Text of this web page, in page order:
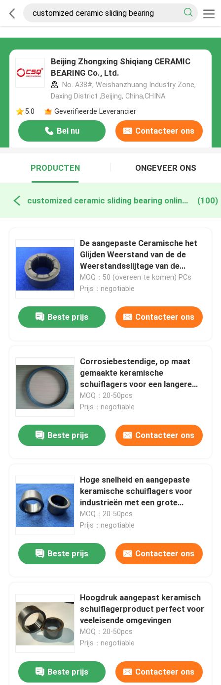
Beijing Zhongxing Shiqiang CERAMIC
BEARING Co., Ltd.
No. A38#, Weishanzhuang Industry Zone,
Daxing District ,Beijing, China,CHINA
5.0
Geverifieerde Leverancier
Bel nu Contacteer ons
PRODUCTEN ONGEVEER ONS
customized ceramic sliding bearing online fabricage (100)
De aangepaste Ceramische het
Glijden Weerstand van de de
Weerstandsslijtage van de
Lagerscorrosie
MOQ：50 (overeen te komen) PCs
Prijs：negotiable
Beste prijs Contacteer ons
Corrosiebestendige, op maat
gemaakte keramische
schuiflagers voor een langere
levensduur
MOQ：20-50pcs
Prijs：negotiable
Beste prijs Contacteer ons
Hoge snelheid en aangepaste
keramische schuiflagers voor
industrieën met een grote
laadcapaciteit
MOQ：20-50pcs
Prijs：negotiable
Beste prijs Contacteer ons
Hoogdruk aangepast keramisch
schuiflagerproduct perfect voor
veeleisende omgevingen
MOQ：20-50pcs
Prijs：negotiable
Beste prijs Contacteer ons